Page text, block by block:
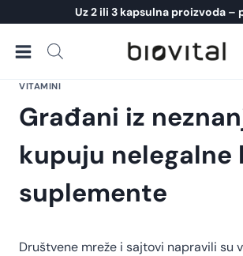
to
content
Uz 2 ili 3 kapsulna proizvoda –
VITAMINI
Građani iz
kupuju nelegalne
suplemente
Društvene mreže i sajtovi napravili su